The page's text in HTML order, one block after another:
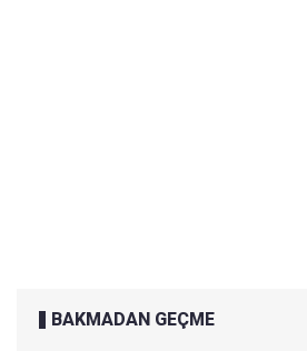
BAKMADAN GEÇME